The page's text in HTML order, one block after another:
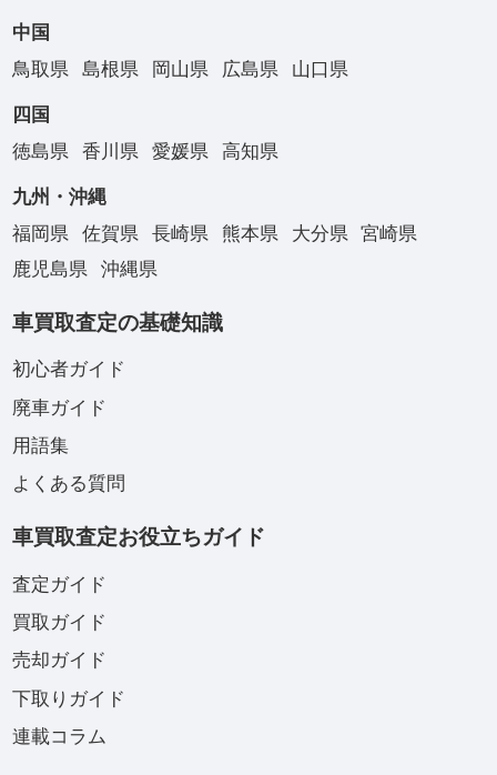
中国
鳥取県
島根県 岡山県 広島県 山口県
四国
徳島県
香川県 愛媛県 高知県
九州・沖縄
福岡県
佐賀県 長崎県 熊本県 大分県
宮崎県
鹿児島県
沖縄県
車買取査定の基礎知識
初心者ガイド
廃車ガイド
用語集
よくある質問
車買取査定お役立ちガイド
査定ガイド
買取ガイド
売却ガイド
下取りガイド
連載コラム